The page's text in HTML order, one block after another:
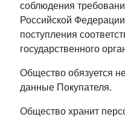
соблюдения
Российской
поступления
государственного
Общество обязуется
данные Покупателя.
Общество хранит